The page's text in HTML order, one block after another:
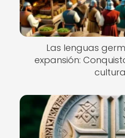
Las lenguas
expansión:
cultura